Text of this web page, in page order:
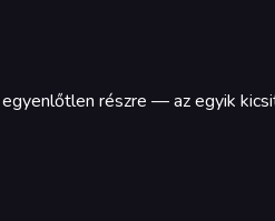
részre — az egyik